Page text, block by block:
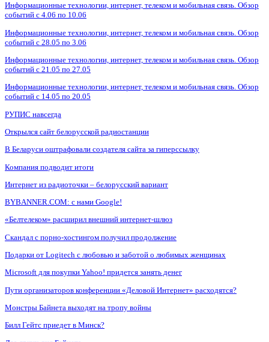
Информационные технологии, интернет, телеком и мобильная связь. Обзор
событий с 4.06 по 10.06
Информационные технологии, интернет, телеком и мобильная связь. Обзор
событий с 28.05 по 3.06
Информационные технологии, интернет, телеком и мобильная связь. Обзор
событий с 21.05 по 27.05
Информационные технологии, интернет, телеком и мобильная связь. Обзор
событий с 14.05 по 20.05
РУПИС навсегда
Открылся сайт белорусской радиостанции
В Беларуси оштрафовали создателя сайта за гиперссылку
Компания подводит итоги
Интернет из радиоточки – белорусский вариант
BYBANNER.COM: c нами Google!
«Белтелеком» расширил внешний интернет-шлюз
Скандал с порно-хостингом получил продолжение
Подарки от Logitech с любовью и заботой о любимых женщинах
Microsoft для покупки Yahoo! придется занять денег
Пути организаторов конференции «Деловой Интернет» расходятся?
Монстры Байнета выходят на тропу войны
Билл Гейтс приедет в Минск?